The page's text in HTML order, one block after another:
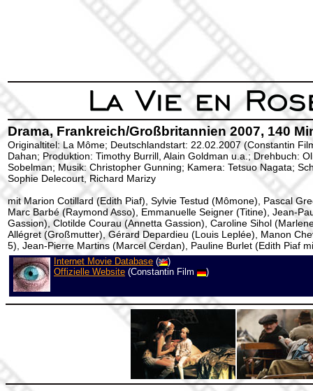
Drama, Frankreich/Großbritannien 2007, 140
Originaltitel: La Môme; Deutschlandstart: 22.02.2007 (Constantin
Dahan; Produktion: Timothy Burrill, Alain Goldman u.a.; Drehbuch:
Sobelman; Musik: Christopher Gunning; Kamera: Tetsuo Nagata;
Sophie Delecourt, Richard Marizy
mit Marion Cotillard (Edith Piaf), Sylvie Testud (Mômone), Pascal
Marc Barbé (Raymond Asso), Emmanuelle Seigner (Titine), Jean-
Gassion), Clotilde Courau (Annetta Gassion), Caroline Sihol
Allégret (Großmutter), Gérard Depardieu (Louis Leplée), Manon
5), Jean-Pierre Martins (Marcel Cerdan), Pauline Burlet (Edith Piaf
Internet Movie Database (
)
Offizielle Website (Constantin Film )